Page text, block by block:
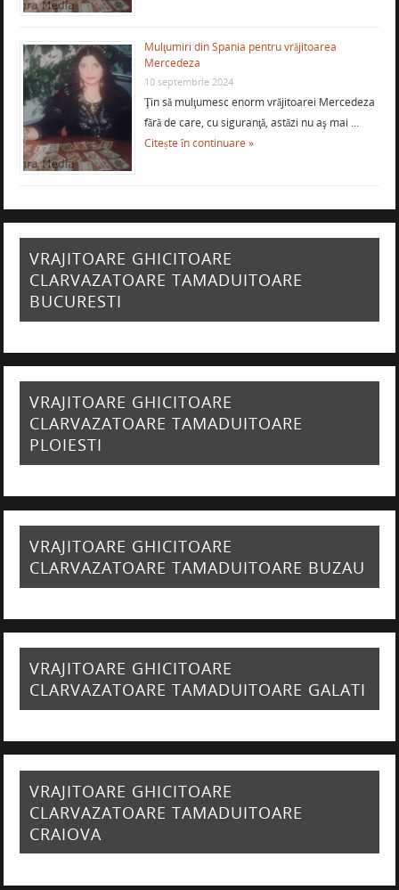
Mulţumiri din Spania pentru vrăjitoarea
Mercedeza
10 septembrie 2024
Ţin să mulţumesc enorm vrăjitoarei Mercedeza
fără de care, cu siguranţă, astăzi nu aş mai …
Citește în continuare »
VRAJITOARE GHICITOARE
CLARVAZATOARE TAMADUITOARE
BUCURESTI
VRAJITOARE GHICITOARE
CLARVAZATOARE TAMADUITOARE
PLOIESTI
VRAJITOARE GHICITOARE
CLARVAZATOARE TAMADUITOARE BUZAU
VRAJITOARE GHICITOARE
CLARVAZATOARE TAMADUITOARE GALATI
VRAJITOARE GHICITOARE
CLARVAZATOARE TAMADUITOARE
CRAIOVA